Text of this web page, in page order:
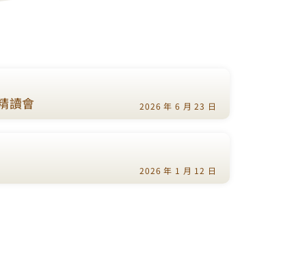
讀會
2026 年 6 月 23 日
2026 年 1 月 12 日